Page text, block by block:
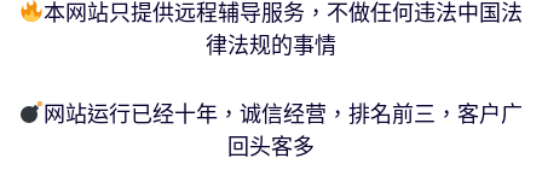
本网站只提供远程辅导服务，不做任何违法中国法
律法规的事情
网站运行已经十年，诚信经营，排名前三，客户广
回头客多